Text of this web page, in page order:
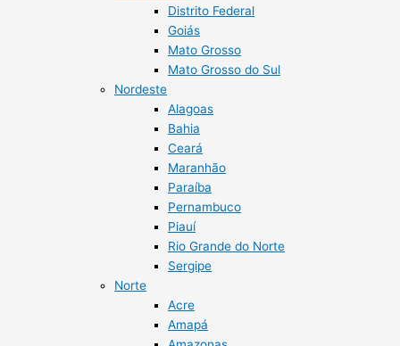
Distrito Federal
Goiás
Mato Grosso
Mato Grosso do Sul
Nordeste
Alagoas
Bahia
Ceará
Maranhão
Paraíba
Pernambuco
Piauí
Rio Grande do Norte
Sergipe
Norte
Acre
Amapá